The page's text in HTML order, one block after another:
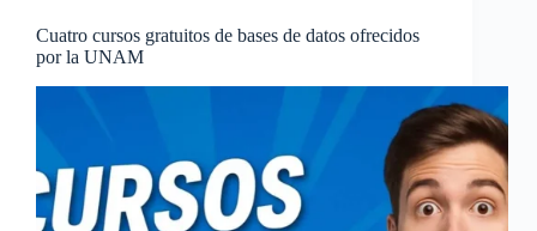
Cuatro cursos gratuitos de bases de datos ofrecidos
por la UNAM